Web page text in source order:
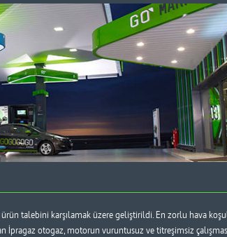
talebini karşılamak üzere geliştirildi. En zorlu hava
otogaz, motorun vuruntusuz ve titreşimsiz